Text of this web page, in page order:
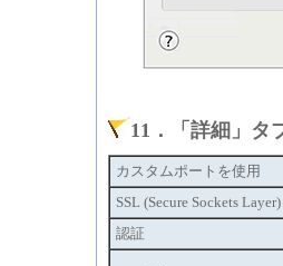
11．「詳細」タ
カスタムポートを使用
SSL (Secure Sockets
認証